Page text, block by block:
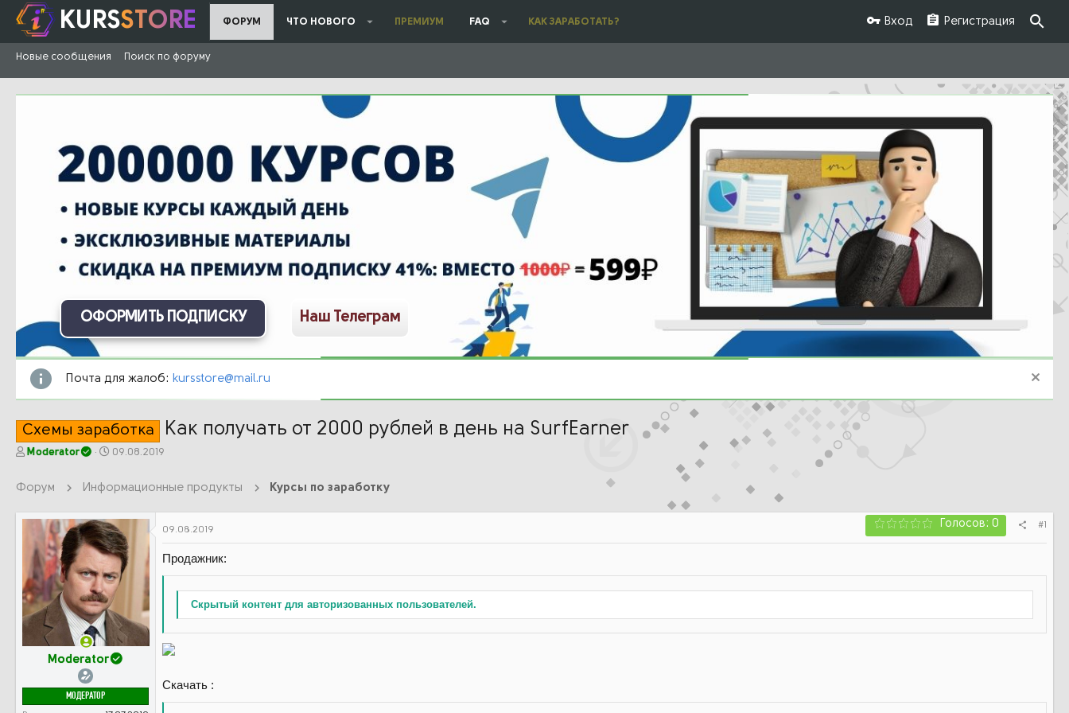
KURSSTORE ФОРУМ ЧТО НОВОГО ПРЕМИУМ FAQ КАК ЗАРАБОТАТЬ? Вход Регистрация
Новые сообщения Поиск по форуму
ОФОРМИТЬ ПОДПИСКУ Наш Телеграм
Почта для жалоб: kursstore@mail.ru
Схемы заработка Как получать от 2000 рублей в день на SurfEarner
А
о
Moderator
Д
а
а
ч
а
а
09.08.2019
Форум Информационные продукты Курсы по заработку
Moderator
МОДЕРАТОР
09.08.2019 Голосов: 0 #1
Продажник:
Скрытый контент для авторизованных пользователей.
Скачать :